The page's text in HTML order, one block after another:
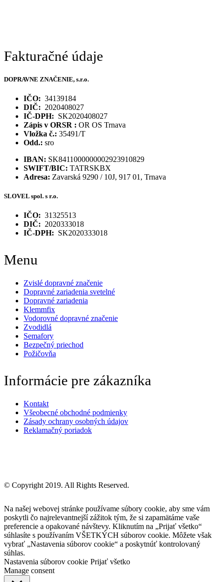
Fakturačné údaje
DOPRAVNE ZNAČENIE, s.r.o.
IČO: 34139184
DIČ: 2020408027
IČ-DPH: SK2020408027
Zápis v ORSR : OR OS Trnava
Vložka č.: 35491/T
Odd.: sro
IBAN: SK8411000000002923910829
SWIFT/BIC: TATRSKBX
Adresa: Zavarská 9290 / 10J, 917 01, Trnava
SLOVEL spol. s r.o.
IČO: 31325513
DIČ: 2020333018
IČ-DPH: SK2020333018
Menu
Zvislé dopravné značenie
Dopravné zariadenia svetelné
Dopravné zariadenia
Klemmfix
Vodorovné dopravné značenie
Zvodidlá
Semafory
Bezpečný priechod
Požičovňa
Informácie pre zákazníka
Kontakt
Všeobecné obchodné podmienky
Zásady ochrany osobných údajov
Reklamačný poriadok
© Copyright 2019. All Rights Reserved.
Na našej webovej stránke používame súbory cookie, aby sme vám
poskytli čo najrelevantnejší zážitok tým, že si zapamätáme vaše
preferencie a opakované návštevy. Kliknutím na „Prijať všetko“
súhlasíte s používaním VŠETKÝCH súborov cookie. Môžete však
vybrať „Nastavenia súborov cookie“ a poskytnúť kontrolovaný
súhlas.
Nastavenia súborov cookie Prijať všetko
Manage consent